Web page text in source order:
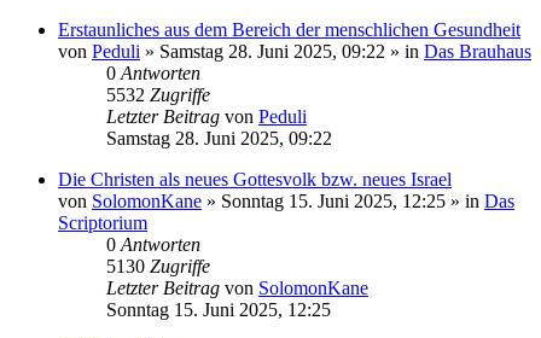
Erstaunliches aus dem Bereich der menschlichen Gesundheit
von Peduli » Samstag 28. Juni 2025, 09:22 » in Das Brauhaus
0 Antworten
5532 Zugriffe
Letzter Beitrag von Peduli
Samstag 28. Juni 2025, 09:22
Die Christen als neues Gottesvolk bzw. neues Israel
von SolomonKane » Sonntag 15. Juni 2025, 12:25 » in Das
Scriptorium
0 Antworten
5130 Zugriffe
Letzter Beitrag von SolomonKane
Sonntag 15. Juni 2025, 12:25